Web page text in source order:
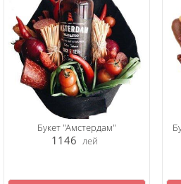
Букет "Амстердам"
1146 лей